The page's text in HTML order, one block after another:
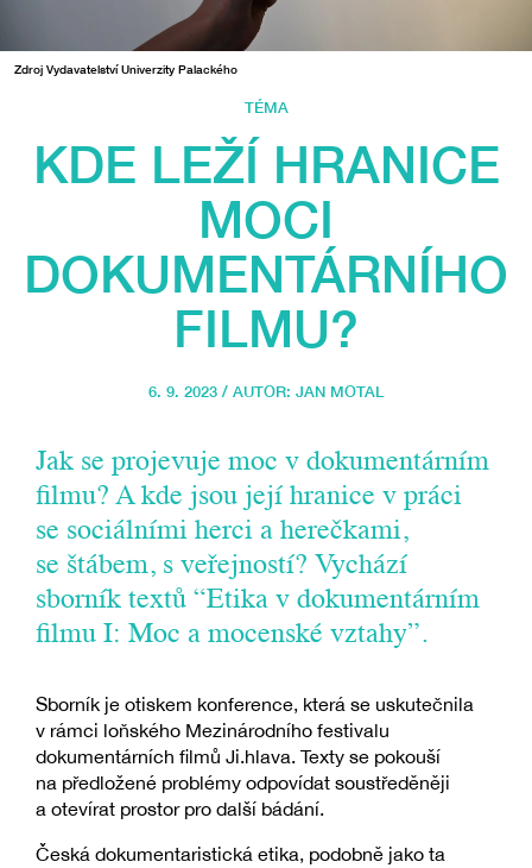
Zdroj Vydavatelství Univerzity Palackého
TÉMA
KDE LEŽÍ HRANICE
MOCI
DOKUMENTÁRNÍHO
FILMU?
6. 9. 2023 / AUTOR: JAN MOTAL
Jak se projevuje moc v dokumentárním
filmu? A kde jsou její hranice v práci
se sociálními herci a herečkami,
se štábem, s veřejností? Vychází
sborník textů “Etika v dokumentárním
filmu I: Moc a mocenské vztahy”.
Sborník je otiskem konference, která se uskutečnila
v rámci loňského Mezinárodního festivalu
dokumentárních filmů Ji.hlava. Texty se pokouší
na předložené problémy odpovídat soustředěněji
a otevírat prostor pro další bádání.
Česká dokumentaristická etika, podobně jako ta